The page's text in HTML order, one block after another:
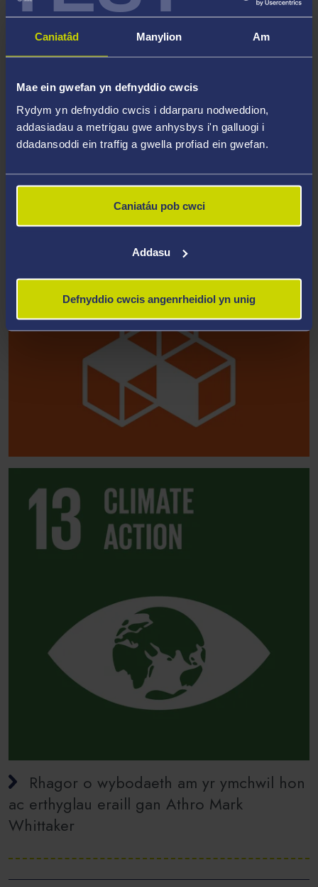
Caniatâd Manylion Am
Mae ein gwefan yn defnyddio cwcis
Rydym yn defnyddio cwcis i ddarparu nodweddion,
addasiadau a metrigau gwe anhysbys i'n galluogi i
ddadansoddi ein traffig a gwella profiad ein gwefan.
Caniatáu pob cwci
Addasu
Defnyddio cwcis angenrheidiol yn unig
Rhagor o wybodaeth am yr ymchwil hon
ac erthyglau eraill gan Athro Mark
Whittaker